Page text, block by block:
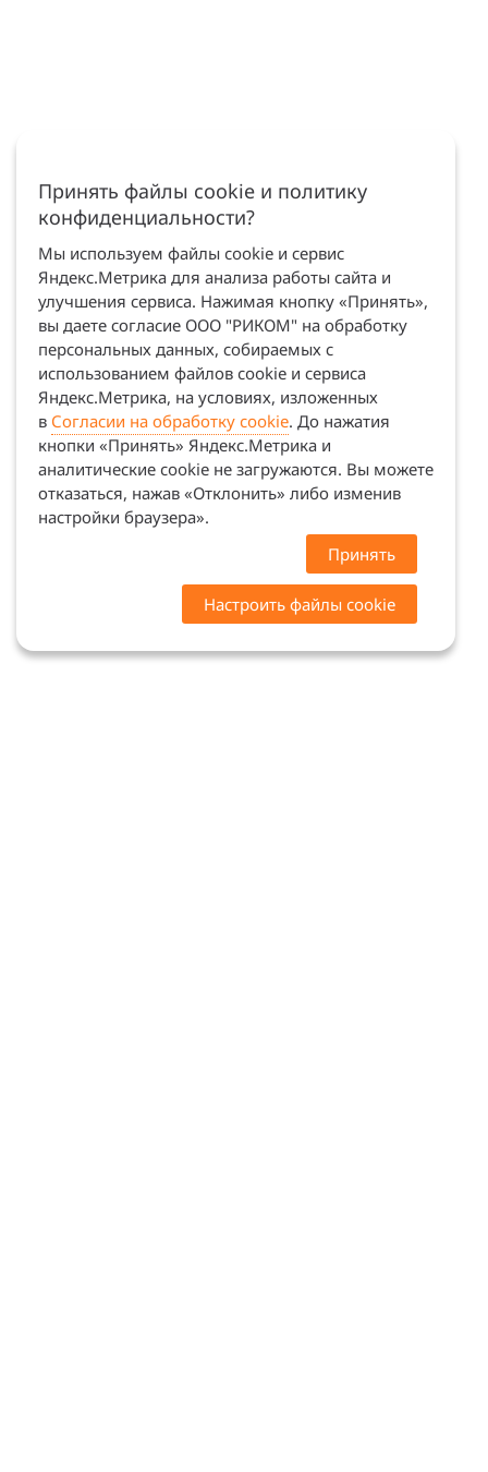
Принять файлы cookie и политику
конфиденциальности?
Мы используем файлы cookie и сервис
Яндекс.Метрика для анализа работы сайта и
улучшения сервиса. Нажимая кнопку «Принять»,
вы даете согласие ООО "РИКОМ" на обработку
персональных данных, собираемых с
использованием файлов cookie и сервиса
Яндекс.Метрика, на условиях, изложенных
в Согласии на обработку cookie. До нажатия
кнопки «Принять» Яндекс.Метрика и
аналитические cookie не загружаются. Вы можете
отказаться, нажав «Отклонить» либо изменив
настройки браузера».
Принять
Настроить файлы cookie